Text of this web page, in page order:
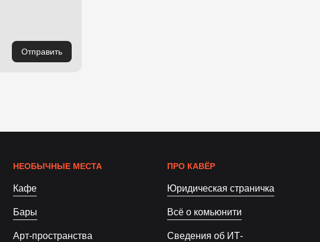
Отправить
НЕОБЫЧНЫЕ МЕСТА
Кафе
Бары
Арт-пространства
ПРО КАВЁР
Юридическая страничка
Всё о комьюнити
Сведения об ИТ-